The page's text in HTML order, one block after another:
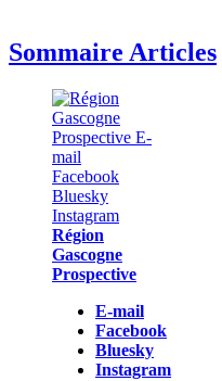
Sommaire Articles
Région
Gascogne
Prospective
E-mail
Facebook
Bluesky
Instagram